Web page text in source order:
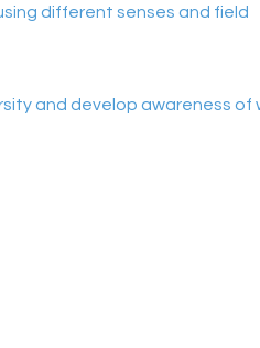
different senses and field
and develop awareness of